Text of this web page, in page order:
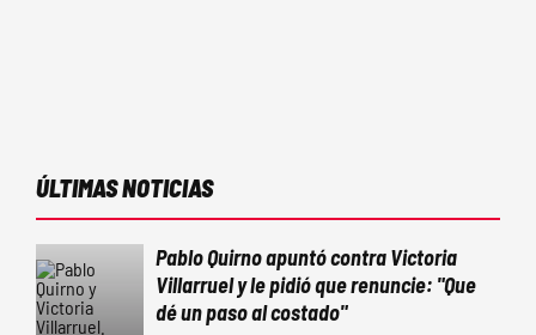
ÚLTIMAS NOTICIAS
Pablo Quirno apuntó contra Victoria
Villarruel y le pidió que renuncie: "Que
dé un paso al costado"